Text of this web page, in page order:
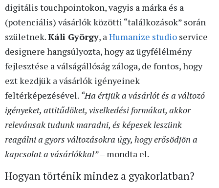
digitális touchpointokon, vagyis a márka és a
(potenciális) vásárlók közötti “találkozások” során
születnek.Káli György, aHumanize studio service
designere hangsúlyozta, hogy az ügyfélélmény
fejlesztése a válságállóság záloga, de fontos, hogy
ezt kezdjük a vásárlók igényeinek
feltérképezésével. “Ha értjük a vásárlót és a változó
igényeket, attitűdöket, viselkedési formákat, akkor
relevánsak tudunk maradni, és képesek leszünk
reagálni a gyors változásokra úgy, hogy erősödjön a
kapcsolat a vásárlókkal”– mondta el.
Hogyan történik mindez a gyakorlatban?